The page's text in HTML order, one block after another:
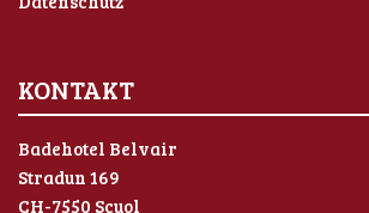
KONTAKT
Badehotel Belvair
Stradun 169
CH-7550 Scuol